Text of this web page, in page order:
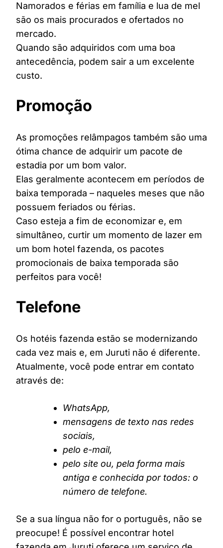
Namorados e férias em família e lua de mel
são os mais procurados e ofertados no
mercado.
Quando são adquiridos com uma boa
antecedência, podem sair a um excelente
custo.
Promoção
As promoções relâmpagos também são uma
ótima chance de adquirir um pacote de
estadia por um bom valor.
Elas geralmente acontecem em períodos de
baixa temporada – naqueles meses que não
possuem feriados ou férias.
Caso esteja a fim de economizar e, em
simultâneo, curtir um momento de lazer em
um bom hotel fazenda, os pacotes
promocionais de baixa temporada são
perfeitos para você!
Telefone
Os hotéis fazenda estão se modernizando
cada vez mais e, em Juruti não é diferente.
Atualmente, você pode entrar em contato
através de:
WhatsApp,
mensagens de texto nas redes
sociais,
pelo e-mail,
pelo site ou, pela forma mais
antiga e conhecida por todos: o
número de telefone.
Se a sua língua não for o português, não se
preocupe! É possível encontrar hotel